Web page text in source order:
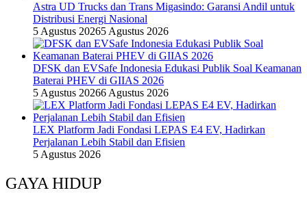
Astra UD Trucks dan Trans Migasindo: Garansi Andil untuk
Distribusi Energi Nasional
5 Agustus 20265 Agustus 2026
DFSK dan EVSafe Indonesia Edukasi Publik Soal Keamanan
Baterai PHEV di GIIAS 2026
5 Agustus 20266 Agustus 2026
LEX Platform Jadi Fondasi LEPAS E4 EV, Hadirkan
Perjalanan Lebih Stabil dan Efisien
5 Agustus 2026
GAYA HIDUP